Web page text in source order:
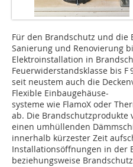
Für den Brandschutz und die
Sanierung und Renovierung
Elektroinstallation in
Feuerwiderstandsklasse bis F
seit neustem auch die
Flexible Einbaugehäuse-
systeme wie FlamoX oder
ab. Die Brandschutzprodukte
einen umhüllenden
innerhalb kürzester Zeit
Installationsöffnungen in der
beziehungsweise